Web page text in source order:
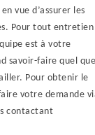
vue d’assurer les
Pour tout entretien
est à votre
savoir-faire quel que
Pour obtenir le
votre demande
contactant